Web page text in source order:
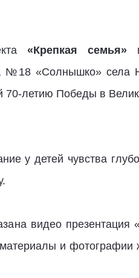
«Крепкая семья»в
№18 «Солнышко» села
70-летию Победы в
у детей чувства
видео презентация
и фотографии